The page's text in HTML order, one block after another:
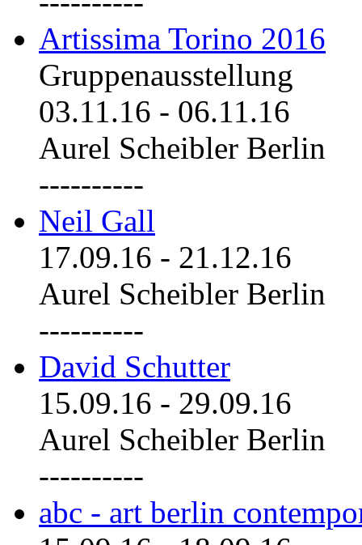
Artissima Torino 2016
Gruppenausstellung
03.11.16 - 06.11.16
Aurel Scheibler Berlin
----------
Neil Gall
17.09.16 - 21.12.16
Aurel Scheibler Berlin
----------
David Schutter
15.09.16 - 29.09.16
Aurel Scheibler Berlin
----------
abc - art berlin